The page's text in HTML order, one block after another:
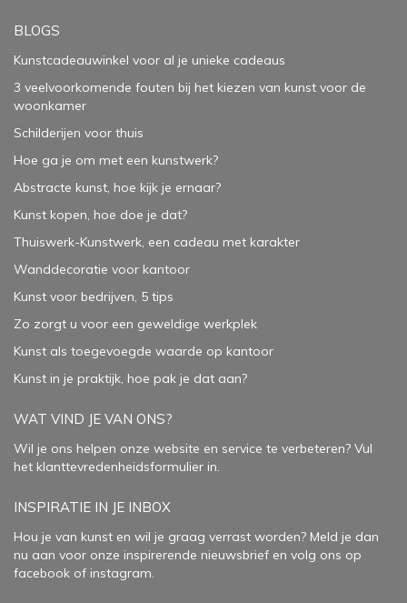
BLOGS
Kunstcadeauwinkel voor al je unieke cadeaus
3 veelvoorkomende fouten bij het kiezen van kunst voor de
woonkamer
Schilderijen voor thuis
Hoe ga je om met een kunstwerk?
Abstracte kunst, hoe kijk je ernaar?
Kunst kopen, hoe doe je dat?
Thuiswerk-Kunstwerk, een cadeau met karakter
Wanddecoratie voor kantoor
Kunst voor bedrijven, 5 tips
Zo zorgt u voor een geweldige werkplek
Kunst als toegevoegde waarde op kantoor
Kunst in je praktijk, hoe pak je dat aan?
WAT VIND JE VAN ONS?
Wil je ons helpen onze website en service te verbeteren? Vul
het klanttevredenheidsformulier in.
INSPIRATIE IN JE INBOX
Hou je van kunst en wil je graag verrast worden? Meld je dan
nu aan voor onze inspirerende nieuwsbrief en volg ons op
facebook of instagram.